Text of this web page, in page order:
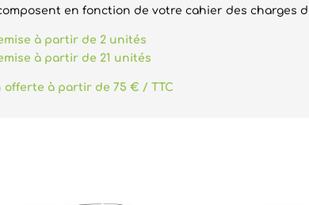
en fonction de votre cahier des charges
à partir de 2 unités
à partir de 21 unités
offerte à partir de 75 € / TTC